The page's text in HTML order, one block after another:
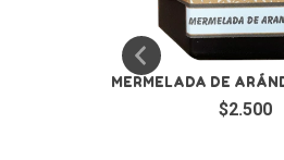
MERMELADA DE
$2.500